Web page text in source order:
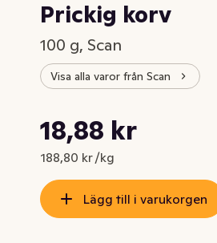
Prickig korv
100 g, Scan
Visa alla varor från Scan
Nuvarande pris är: 18,88 kr
18,88 kr
188,80 kr /kg
Styckpris: 188,80 kr /kg
Lägg till i varukorgen